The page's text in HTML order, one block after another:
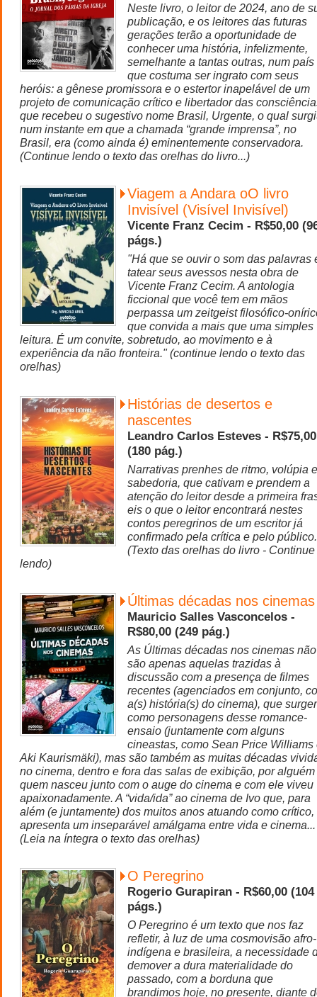
Neste livro, o leitor de 2024, ano de
publicação, e os leitores das futuras
gerações terão a oportunidade de
conhecer uma história, infelizmente,
semelhante a tantas outras, num país
que costuma ser ingrato com seus
heróis: a gênese promissora e o estertor inapelável de um
projeto de comunicação crítico e libertador das
que recebeu o sugestivo nome Brasil, Urgente, o qual
num instante em que a chamada “grande imprensa”, no
Brasil, era (como ainda é) eminentemente conservadora.
(Continue lendo o texto das orelhas do livro...)
Viagem a Andara oO livro
Invisível (Visível Invisível)
Vicente Franz Cecim - R$50,00
págs.)
"Há que se ouvir o som das palavras
tatear seus avessos nesta obra de
Vicente Franz Cecim. A antologia
ficcional que você tem em mãos
perpassa um zeitgeist filosófico-
que convida a mais que uma simples
leitura. É um convite, sobretudo, ao movimento e à
experiência da não fronteira." (continue lendo o texto das
orelhas)
Histórias de desertos e
nascentes
Leandro Carlos Esteves - R$75,00
(180 pág.)
Narrativas prenhes de ritmo, volúpia e
sabedoria, que cativam e prendem a
atenção do leitor desde a primeira
eis o que o leitor encontrará nestes
contos peregrinos de um escritor já
confirmado pela crítica e pelo público.
(Texto das orelhas do livro - Continue
lendo)
Últimas décadas nos cinemas
Mauricio Salles Vasconcelos -
R$80,00 (249 pág.)
As Últimas décadas nos cinemas não
são apenas aquelas trazidas à
discussão com a presença de filmes
recentes (agenciados em conjunto,
a(s) história(s) do cinema), que
como personagens desse romance-
ensaio (juntamente com alguns
cineastas, como Sean Price Williams
Aki Kaurismäki), mas são também as muitas décadas
no cinema, dentro e fora das salas de exibição, por alguém
quem nasceu junto com o auge do cinema e com ele viveu
apaixonadamente. A “vida/ida” ao cinema de Ivo que, para
além (e juntamente) dos muitos anos atuando como crítico,
apresenta um inseparável amálgama entre vida e cinema...
(Leia na íntegra o texto das orelhas)
O Peregrino
Rogerio Gurapiran - R$60,00 (104
págs.)
O Peregrino é um texto que nos faz
refletir, à luz de uma cosmovisão afro-
indígena e brasileira, a necessidade
demover a dura materialidade do
passado, com a borduna que
brandimos hoje, no presente, diante